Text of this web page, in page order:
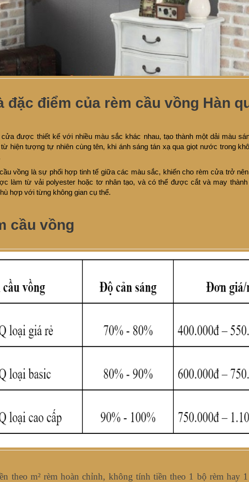
đặc điểm của rèm cầu vồng Hàn
cửa được thiết kế với nhiều màu sắc khác nhau, tạo thành một dải màu
hiện tượng tự nhiên cùng tên, khi ánh sáng tán xạ qua giọt nước trong
vồng là sự phối hợp tinh tế giữa các màu sắc, khiến cho rèm cửa trở
làm từ vải polyester hoặc tơ nhân tạo, và có thể được cắt và may thành
hợp với từng không gian cụ thể.
cầu vồng
theo m² rèm hoàn chỉnh, không tính tiền theo 1 bộ rèm hay